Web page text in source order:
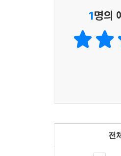
우리에게는 눈치
페미니스트들에게
- 술라 (『평범한
1명의
전